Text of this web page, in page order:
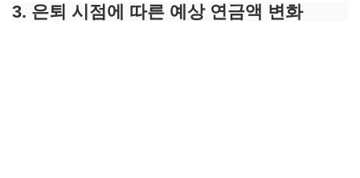
3. 은퇴 시점에 따른 예상 연금액 변화